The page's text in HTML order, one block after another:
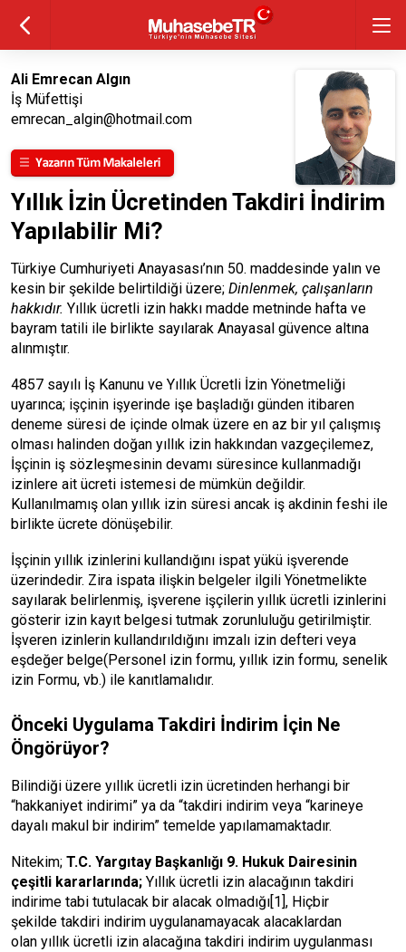
Ali Emrecan Algın
İş Müfettişi
emrecan_algin@hotmail.com
Yıllık İzin Ücretinden Takdiri İndirim
Yapılabilir Mi?
Türkiye Cumhuriyeti Anayasası’nın 50. maddesinde yalın ve
kesin bir şekilde belirtildiği üzere; Dinlenmek, çalışanların
hakkıdır. Yıllık ücretli izin hakkı madde metninde hafta ve
bayram tatili ile birlikte sayılarak Anayasal güvence altına
alınmıştır.
4857 sayılı İş Kanunu ve Yıllık Ücretli İzin Yönetmeliği
uyarınca; işçinin işyerinde işe başladığı günden itibaren
deneme süresi de içinde olmak üzere en az bir yıl çalışmış
olması halinden doğan yıllık izin hakkından vazgeçilemez,
İşçinin iş sözleşmesinin devamı süresince kullanmadığı
izinlere ait ücreti istemesi de mümkün değildir.
Kullanılmamış olan yıllık izin süresi ancak iş akdinin feshi ile
birlikte ücrete dönüşebilir.
İşçinin yıllık izinlerini kullandığını ispat yükü işverende
üzerindedir. Zira ispata ilişkin belgeler ilgili Yönetmelikte
sayılarak belirlenmiş, işverene işçilerin yıllık ücretli izinlerini
gösterir izin kayıt belgesi tutmak zorunluluğu getirilmiştir.
İşveren izinlerin kullandırıldığını imzalı izin defteri veya
eşdeğer belge(Personel izin formu, yıllık izin formu, senelik
izin Formu, vb.) ile kanıtlamalıdır.
Önceki Uygulama Takdiri İndirim İçin Ne
Öngörüyor?
Bilindiği üzere yıllık ücretli izin ücretinden herhangi bir
“hakkaniyet indirimi” ya da “takdiri indirim veya “karineye
dayalı makul bir indirim” temelde yapılamamaktadır.
Nitekim; T.C. Yargıtay Başkanlığı 9. Hukuk Dairesinin
çeşitli kararlarında; Yıllık ücretli izin alacağının takdiri
indirime tabi tutulacak bir alacak olmadığı[1], Hiçbir
şekilde takdiri indirim uygulanamayacak alacaklardan
olan yıllık ücretli izin alacağına takdiri indirim uygulanması